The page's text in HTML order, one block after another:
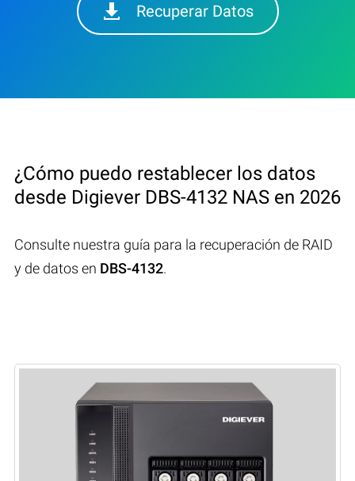
Recuperar Datos
¿Cómo puedo restablecer los datos
desde Digiever DBS-4132 NAS en 2026
Consulte nuestra guía para la recuperación de RAID
y de datos en DBS-4132.